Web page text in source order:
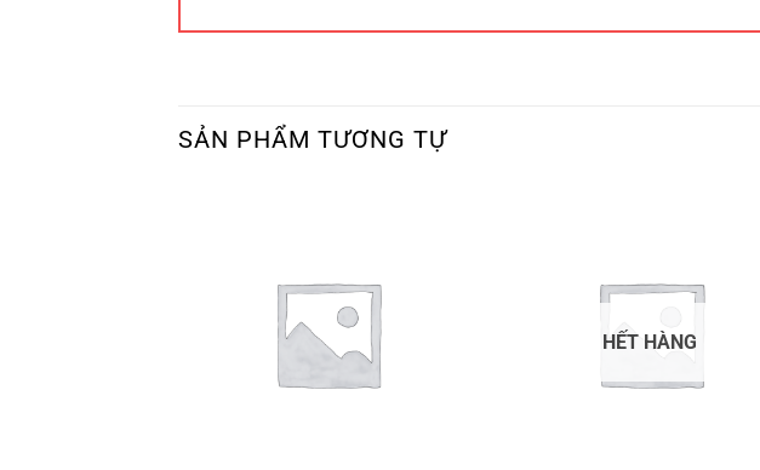
SẢN PHẨM TƯƠNG TỰ
HẾT HÀNG